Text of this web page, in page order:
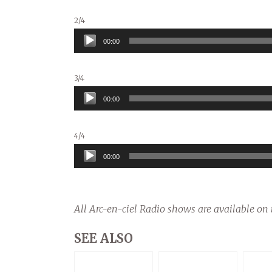
2/4
Audio
Player
00:00
3/4
Audio
Player
00:00
4/4
Audio
Player
00:00
All Arc-en-ciel Radio shows are available
SEE ALSO